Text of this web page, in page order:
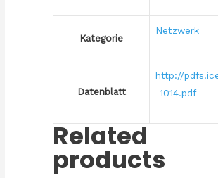
Kategorie
Netzwerk
Datenblatt
http://
-1014.pdf
Related
products